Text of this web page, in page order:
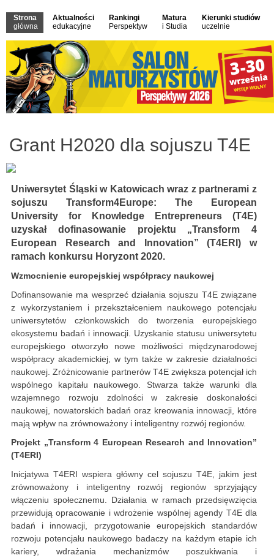
Strona
główna
Aktualności
edukacyjne
Rankingi
Perspektyw
Matura
i Studia
Kierunki studiów
uczelnie
Grant H2020 dla sojuszu T4E
Uniwersytet Śląski w Katowicach wraz z partnerami z
sojuszu Transform4Europe: The European
University for Knowledge Entrepreneurs (T4E)
uzyskał dofinasowanie projektu „Transform 4
European Research and Innovation” (T4ERI) w
ramach konkursu Horyzont 2020.
Wzmocnienie europejskiej współpracy naukowej
Dofinansowanie ma wesprzeć działania sojuszu T4E związane
z wykorzystaniem i przekształceniem naukowego potencjału
uniwersytetów członkowskich do tworzenia europejskiego
ekosystemu badań i innowacji. Uzyskanie statusu uniwersytetu
europejskiego otworzyło nowe możliwości międzynarodowej
współpracy akademickiej, w tym także w zakresie działalności
naukowej. Zróżnicowanie partnerów T4E zwiększa potencjał ich
wspólnego kapitału naukowego. Stwarza także warunki dla
wzajemnego rozwoju zdolności w zakresie doskonałości
naukowej, nowatorskich badań oraz kreowania innowacji, które
mają wpływ na zrównoważony i inteligentny rozwój regionów.
Projekt „Transform 4 European Research and Innovation”
(T4ERI)
Inicjatywa T4ERI wspiera główny cel sojuszu T4E, jakim jest
zrównoważony i inteligentny rozwój regionów sprzyjający
włączeniu społecznemu. Działania w ramach przedsięwzięcia
przewidują opracowanie i wdrożenie wspólnej agendy T4E dla
badań i innowacji, przygotowanie europejskich standardów
rozwoju potencjału naukowego badaczy na każdym etapie ich
kariery, wdrażania mechanizmów poszukiwania i